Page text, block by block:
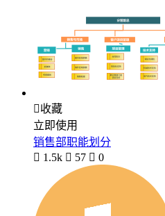
收藏
立即使用
销售部职能划分
 1.5k  57  0